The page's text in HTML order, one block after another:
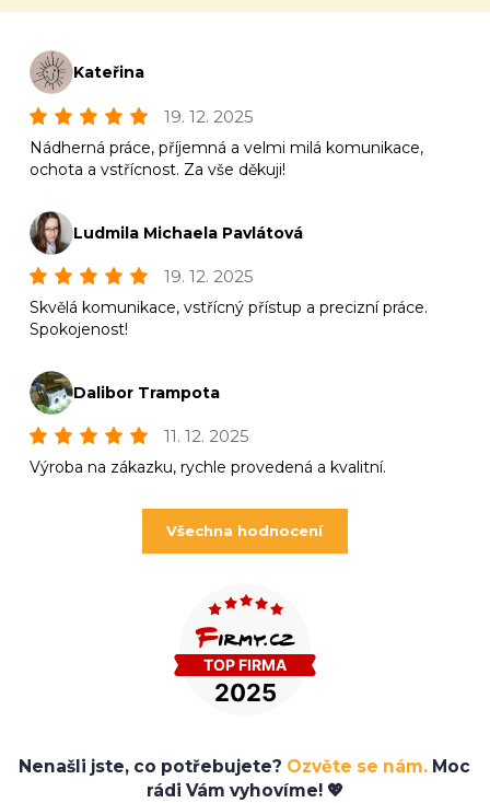
Kateřina
19. 12. 2025
Nádherná práce, příjemná a velmi milá komunikace,
ochota a vstřícnost. Za vše děkuji!
Ludmila Michaela Pavlátová
19. 12. 2025
Skvělá komunikace, vstřícný přístup a precizní práce.
Spokojenost!
Dalibor Trampota
11. 12. 2025
Výroba na zákazku, rychle provedená a kvalitní.
Všechna hodnocení
Nenašli jste, co potřebujete? Ozvěte se nám. Moc
rádi Vám vyhovíme! 💖